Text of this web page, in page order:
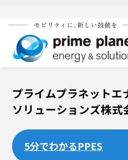
プライムプラネットエ
ソリューションズ株式
5分でわかるPPES